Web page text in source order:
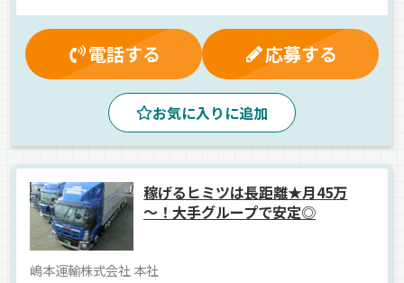
表彰制度
退職金制度 労災保険 賞与
厚生年金
早朝 夕方 真夜中
ドライブレコーダー
1人1台専用車
長距離
バックアイモニター装備
ETC搭載
センター便
ウィング車 箱車 正社員
電話する 応募する
お気に入りに追加
稼げるヒミツは長距離★月45万
～！大手グループで安定◎
嶋本運輸株式会社 本社